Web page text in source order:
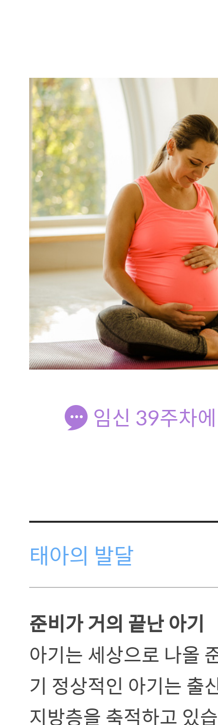
임신 39주차
태아의 발달
준비가 거의 끝난 아기
아기는 세상으로 나올
기 정상적인 아기는 출
지방층을 축적하고 있